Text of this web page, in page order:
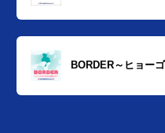
BORDER～ヒョー